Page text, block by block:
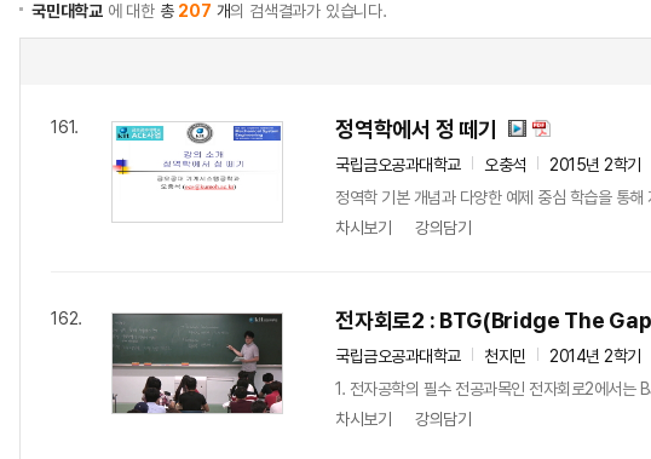
국민대학교 에 대한 총 207 개의 검색결과가 있습니다.
161. 정역학에서 정 떼기
국립금오공과대학교 오충석
2015년 2학기
정역학 기본 개념과 다양한 예제 중심 학습을 통
차시보기
강의담기
162. 전자회로2 : BTG(Bridge The
국립금오공과대학교 천지민
2014년 2학기
1. 전자공학의 필수 전공과목인 전자회로2에서
차시보기
강의담기